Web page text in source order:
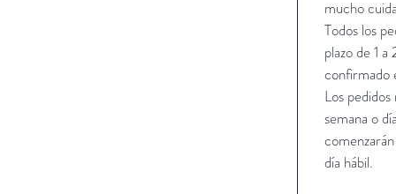
mucho
Todos los
plazo de 1 a
confirmado
Los
semana o
día hábil.